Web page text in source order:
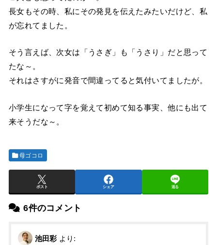
長女もその時、私にその発見を伝えたみたいだけど、私
が忘れてました。
そう言えば、次女は「うさぎ」も「うさり」だと思って
たな～。
それはさすがに発音で間違ってると気付いてましたが。
小学生になって字を覚えて初めて知る事実、他にも出て
来そうだな～。
母ゴコロ
ポスト シェア 送る
6件のコメント
池田彩 より: